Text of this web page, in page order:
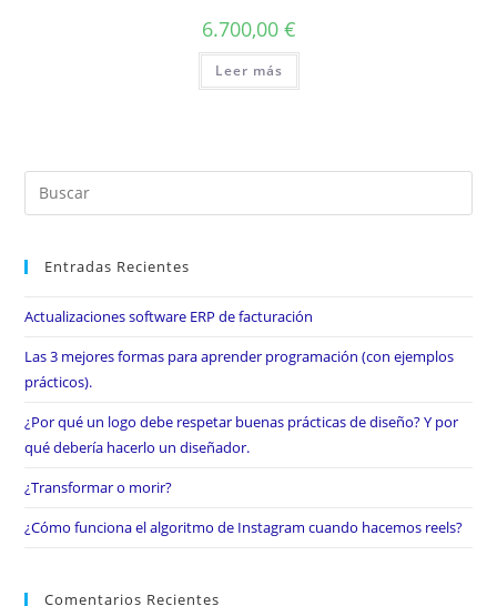
6.700,00 €
Leer más
Entradas Recientes
Actualizaciones software ERP de facturación
Las 3 mejores formas para aprender programación (con ejemplos
prácticos).
¿Por qué un logo debe respetar buenas prácticas de diseño? Y por
qué debería hacerlo un diseñador.
¿Transformar o morir?
¿Cómo funciona el algoritmo de Instagram cuando hacemos reels?
Comentarios Recientes